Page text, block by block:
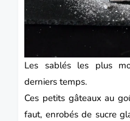
Les sablés les plus
derniers temps.
Ces petits gâteaux au
faut, enrobés de sucre